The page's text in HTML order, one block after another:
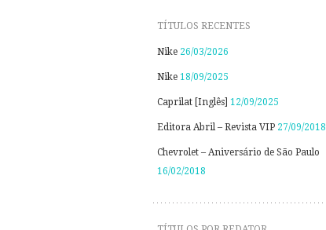
TÍTULOS RECENTES
Nike 26/03/2026
Nike 18/09/2025
Caprilat [Inglês] 12/09/2025
Editora Abril – Revista VIP 27/09/2018
Chevrolet – Aniversário de São Paulo
16/02/2018